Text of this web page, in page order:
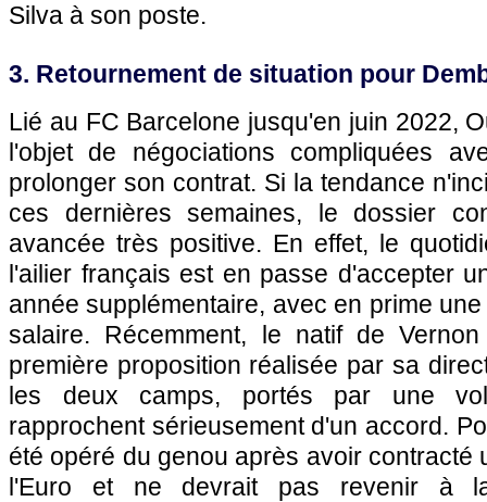
Silva à son poste.
3. Retournement de situation pour
Lié au FC Barcelone jusqu'en juin 2022,
l'objet de négociations compliquées
prolonger son contrat. Si la tendance
ces dernières semaines, le dossier
avancée très positive. En effet, le
l'ailier français est en passe d'accepter
année supplémentaire, avec en prime
salaire. Récemment, le natif de
première proposition réalisée par sa
les deux camps, portés par une
rapprochent sérieusement d'un accord.
été opéré du genou après avoir contracté
l'Euro et ne devrait pas revenir à